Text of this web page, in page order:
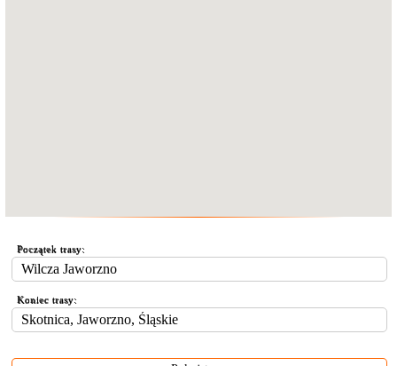
Początek trasy:
Koniec trasy: